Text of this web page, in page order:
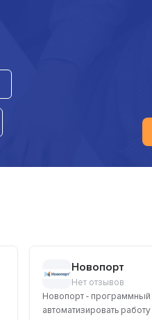
Новопорт
Нет отзывов
Новопорт -
автоматизировать